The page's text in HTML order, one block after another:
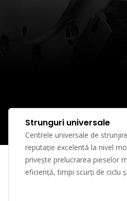
Strunguri universale
Centrele universale de
reputație excelentă la nivel
privește prelucrarea pieselor
eficiență, timpi scurți de ciclu